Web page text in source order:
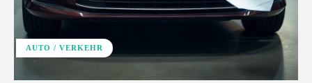
AUTO / VERKEHR